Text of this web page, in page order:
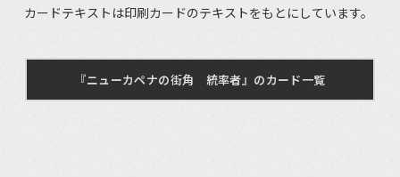
カードテキストは印刷カードのテキストをもとにしています。
『ニューカペナの街角 統率者』のカード一覧